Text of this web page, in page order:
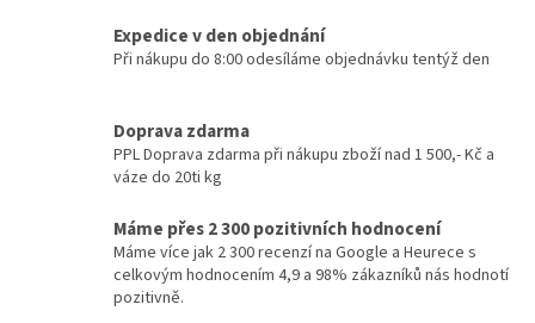
Expedice v den objednání
Při nákupu do 8:00 odesíláme objednávku tentýž den
Doprava zdarma
PPL Doprava zdarma při nákupu zboží nad 1 500,- Kč a
váze do 20ti kg
Máme přes 2 300 pozitivních hodnocení
Máme více jak 2 300 recenzí na Google a Heurece s
celkovým hodnocením 4,9 a 98% zákazníků nás hodnotí
pozitivně.